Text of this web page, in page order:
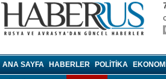
ANA SAYFA HABERLER POLITIKA EKONOMI